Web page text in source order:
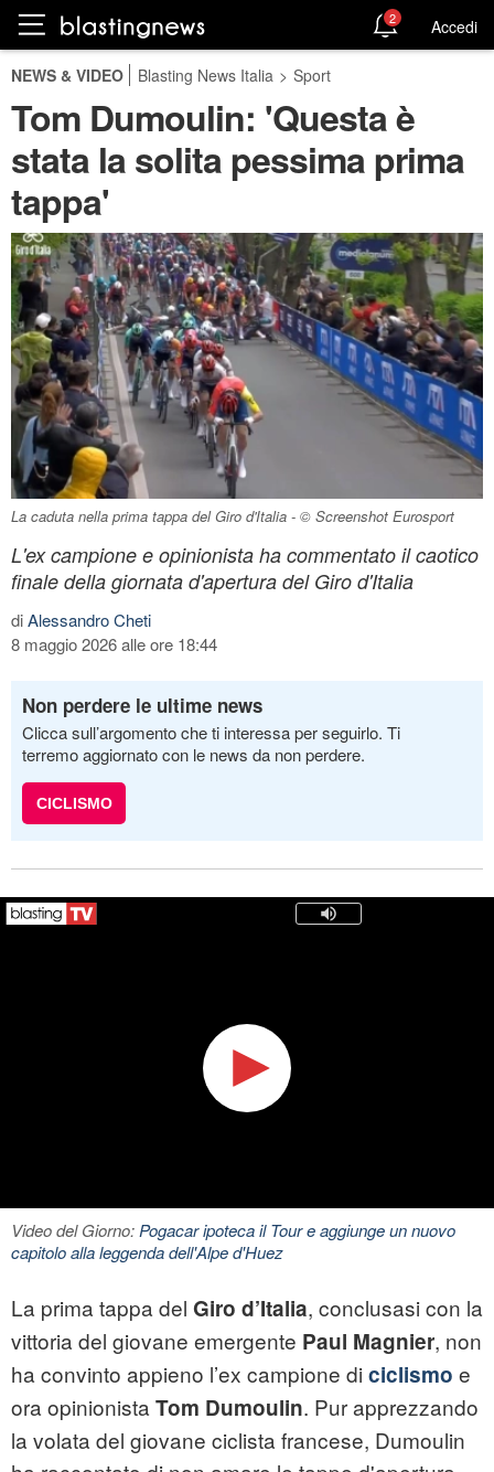
2 Accedi
NEWS & VIDEO Blasting News Italia > Sport
Tom Dumoulin: 'Questa è
stata la solita pessima prima
tappa'
La caduta nella prima tappa del Giro d'Italia - © Screenshot Eurosport
L'ex campione e opinionista ha commentato il caotico
finale della giornata d'apertura del Giro d'Italia
diAlessandro Cheti
8 maggio 2026 alle ore 18:44
Non perdere le ultime news
Clicca sull’argomento che ti interessa per seguirlo. Ti
terremo aggiornato con le news da non perdere.
CICLISMO
Video del Giorno:Pogacar ipoteca il Tour e aggiunge un nuovo
capitolo alla leggenda dell'Alpe d'Huez
La prima tappa del Giro d’Italia, conclusasi con la
vittoria del giovane emergente Paul Magnier, non
ha convinto appieno l’ex campione di ciclismo e
ora opinionista Tom Dumoulin. Pur apprezzando
la volata del giovane ciclista francese, Dumoulin